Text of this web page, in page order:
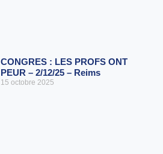
CONGRES : LES PROFS ONT
PEUR – 2/12/25 – Reims
15 octobre 2025